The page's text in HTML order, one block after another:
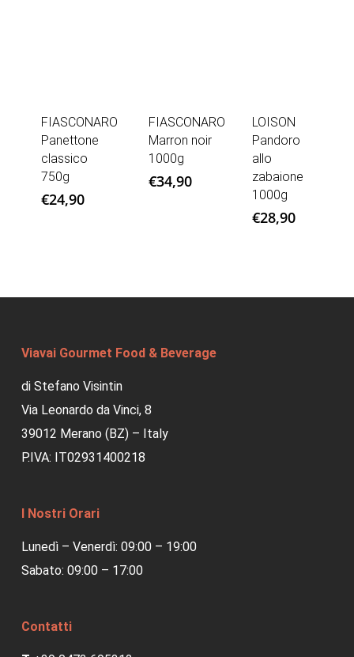
FIASCONARO
Panettone
classico
750g
€24,90
FIASCONARO
Marron noir
1000g
€34,90
LOISON
Pandoro
allo
zabaione
1000g
€28,90
Viavai Gourmet Food & Beverage
di Stefano Visintin
Via Leonardo da Vinci, 8
39012 Merano (BZ) – Italy
P.IVA: IT02931400218
I Nostri Orari
Lunedì – Venerdì: 09:00 – 19:00
Sabato: 09:00 – 17:00
Contatti